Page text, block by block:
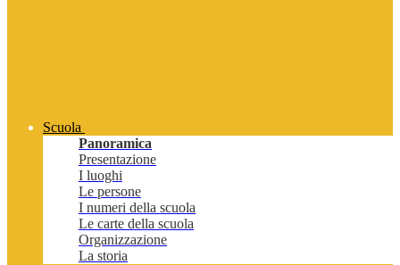
Scuola
Panoramica
Presentazione
I luoghi
Le persone
I numeri della scuola
Le carte della scuola
Organizzazione
La storia